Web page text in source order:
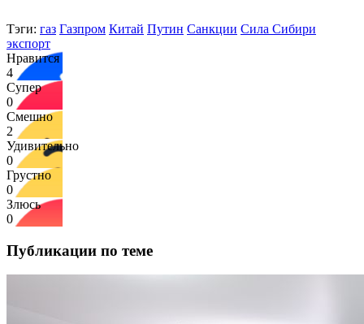
Тэги: газ Газпром Китай Путин Санкции Сила Сибири
экспорт
Нравится
4
Супер
0
Смешно
2
Удивительно
0
Грустно
0
Злюсь
0
Публикации по теме